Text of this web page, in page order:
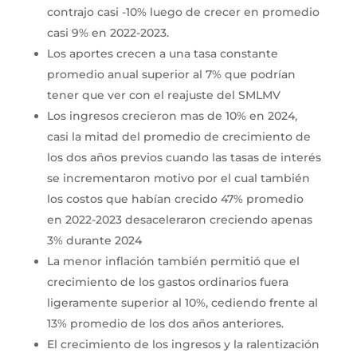
contrajo casi -10% luego de crecer en promedio
casi 9% en 2022-2023.
Los aportes crecen a una tasa constante
promedio anual superior al 7% que podrían
tener que ver con el reajuste del SMLMV
Los ingresos crecieron mas de 10% en 2024,
casi la mitad del promedio de crecimiento de
los dos años previos cuando las tasas de interés
se incrementaron motivo por el cual también
los costos que habían crecido 47% promedio
en 2022-2023 desaceleraron creciendo apenas
3% durante 2024
La menor inflación también permitió que el
crecimiento de los gastos ordinarios fuera
ligeramente superior al 10%, cediendo frente al
13% promedio de los dos años anteriores.
El crecimiento de los ingresos y la ralentización